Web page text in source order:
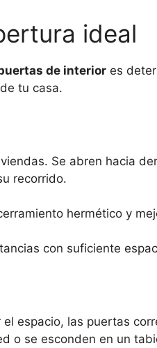
ideal
de interior es
tu casa.
Se abren hacia
recorrido.
hermético y
con suficiente
espacio, las puertas
o se esconden en un